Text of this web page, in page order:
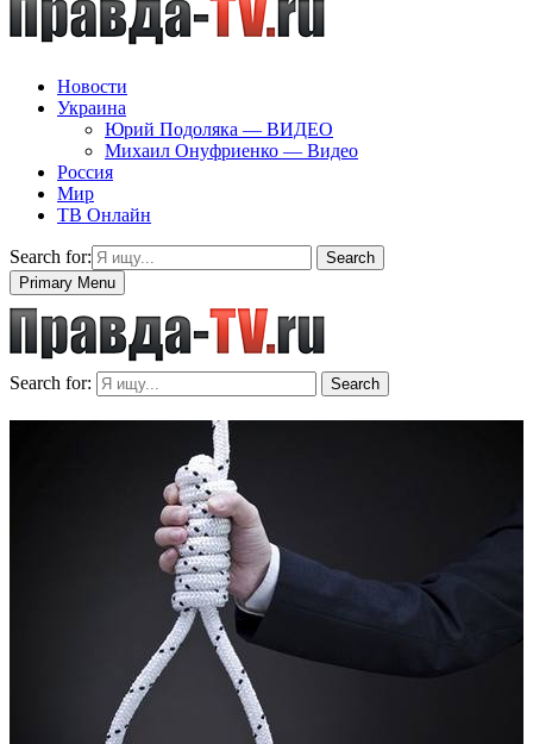
Новости
Украина
Юрий Подоляка — ВИДЕО
Михаил Онуфриенко — Видео
Россия
Мир
ТВ Онлайн
Search for:
Search
Primary Menu
Search for: Search